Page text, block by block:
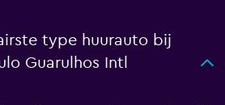
type huurauto bij
Guarulhos Intl